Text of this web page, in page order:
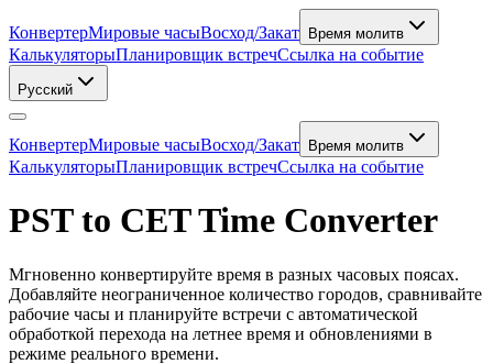
КонвертерМировые часыВосход/Закат Время молитв
КалькуляторыПланировщик встречСсылка на событие
Русский
КонвертерМировые часыВосход/Закат Время молитв
КалькуляторыПланировщик встречСсылка на событие
PST to CET Time Converter
Мгновенно конвертируйте время в разных часовых поясах.
Добавляйте неограниченное количество городов, сравнивайте
рабочие часы и планируйте встречи с автоматической
обработкой перехода на летнее время и обновлениями в
режиме реального времени.